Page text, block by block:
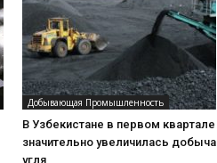
Добывающая Промышленность
В Узбекистане в первом квартале
значительно увеличилась добыча
угля